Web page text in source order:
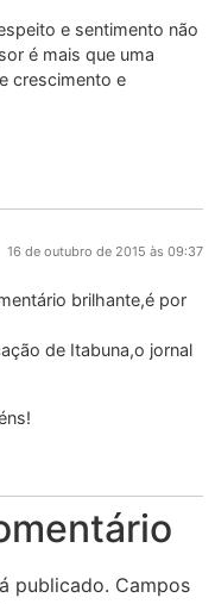
e sentimento não
é mais que uma
crescimento e
16 de outubro de 2015 às 09:37
brilhante,é por
de Itabuna,o jornal
publicado. Campos